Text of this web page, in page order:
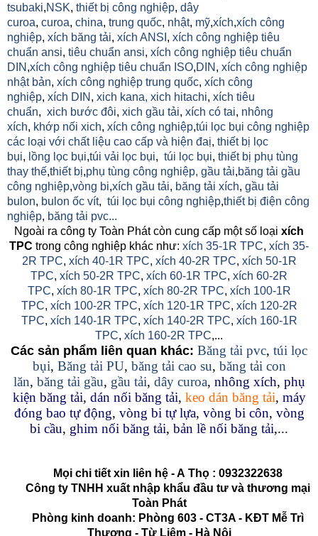
tsubaki,NSK, thiết bị công nghiệp, dây
curoa, curoa, china, trung quốc, nhật, mỹ,xích,xích công
nghiệp, xích băng tải, xích ANSI , xích công nghiệp tiêu
chuẩn ansi, tiêu chuẩn ansi, xích công nghiệp tiêu chuẩn
DIN ,xích công nghiệp tiêu chuẩn ISO,DIN , xích công nghiệp
nhật bản, xích công nghiệp trung quốc, xích công
nghiệp, xích DIN , xich kana, xich hitachi, xích tiêu
chuẩn, xich bước đôi, xich gầu tải, xích có tai, nhông
xích, khớp nối xich, xích công nghiệp,túi lọc bụi công nghiệp
các loại với chất liệu cao cấp và hiện đaị, thiết bị lọc
bụi, lồng lọc bụi,túi vải lọc bụi, túi lọc bụi, thiết bị phụ tùng
thay thế,thiết bị,phụ tùng công nghiệp, gầu tải,băng tải gầu
công nghiệp,vòng bi,xích gầu tải, băng tải xích, gầu tải
bulon, bulon ốc vít, túi lọc bụi công nghiệp,thiết bị điện công
nghiệp, băng tải pvc...
Ngoài ra công ty Toàn Phát còn cung cấp một số loại xích
TPC trong công nghiệp khác như: xích 35-1R TPC, xích 35-
2R TPC, xích 40-1R TPC, xích 40-2R TPC, xích 50-1R
TPC, xích 50-2R TPC, xích 60-1R TPC, xích 60-2R
TPC, xích 80-1R TPC, xích 80-2R TPC, xích 100-1R
TPC, xích 100-2R TPC, xích 120-1R TPC, xích 120-2R
TPC, xích 140-1R TPC, xích 140-2R TPC, xích 160-1R
TPC, xích 160-2R TPC,...
Các sản phẩm liên quan khác: Băng tải pvc, túi lọc
bụi, Băng tải PU, băng tải cao su, băng tải con
lăn, băng tải gầu, gầu tải, dây curoa, nhông xích, phụ
kiện băng tải, dán nối băng tải, keo dán băng tải, máy
đóng bao tự động, vòng bi tự lựa, vòng bi côn, vòng
bi cầu, ghim nối băng tải, bản lề nối băng tải,...
Mọi chi tiết xin liên hệ - A Thọ : 0932322638
Công ty TNHH xuất nhập khẩu đầu tư và thương mại
Toàn Phát
Phòng kinh doanh: Phòng 603 - CT3A - KĐT Mễ Trì
Thượng - Từ Liêm - Hà Nội